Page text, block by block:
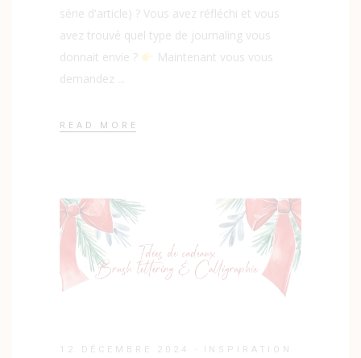
série d'article) ? Vous avez réfléchi et vous
avez trouvé quel type de journaling vous
donnait envie ?
Maintenant vous vous
demandez
READ MORE
12 DÉCEMBRE 2024 INSPIRATION